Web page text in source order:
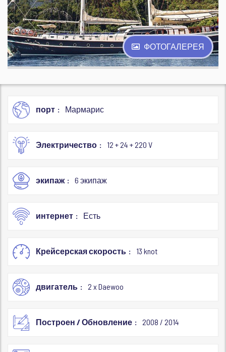
ФОТОГАЛЕРЕЯ
порт Мармарис
Электричество 12 + 24 + 220 V
экипаж 6 экипаж
интернет Есть
Крейсерская скорость 13 knot
двигатель 2 x Daewoo
Построен / Обновление 2008 / 2014